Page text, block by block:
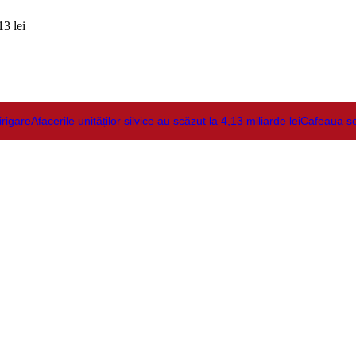
lei
Afacerile unităților silvice au scăzut la 4,13 miliarde leiCafeaua